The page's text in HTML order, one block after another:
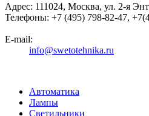
Адрес: 111024, Москва, ул. 2-я
Телефоны: +7 (495) 798-82-47,
E-mail:
info@swetotehnika.ru
Автоматика
Лампы
Светильники